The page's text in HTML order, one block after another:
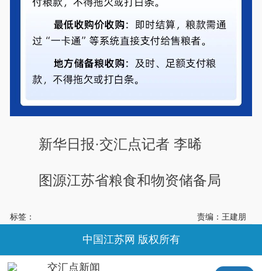
新华日报·交汇点记者 李晞
图源江苏省粮食和物资储备局
标签： 责编：王建朋
交汇点新闻
中国江苏网 版权所有